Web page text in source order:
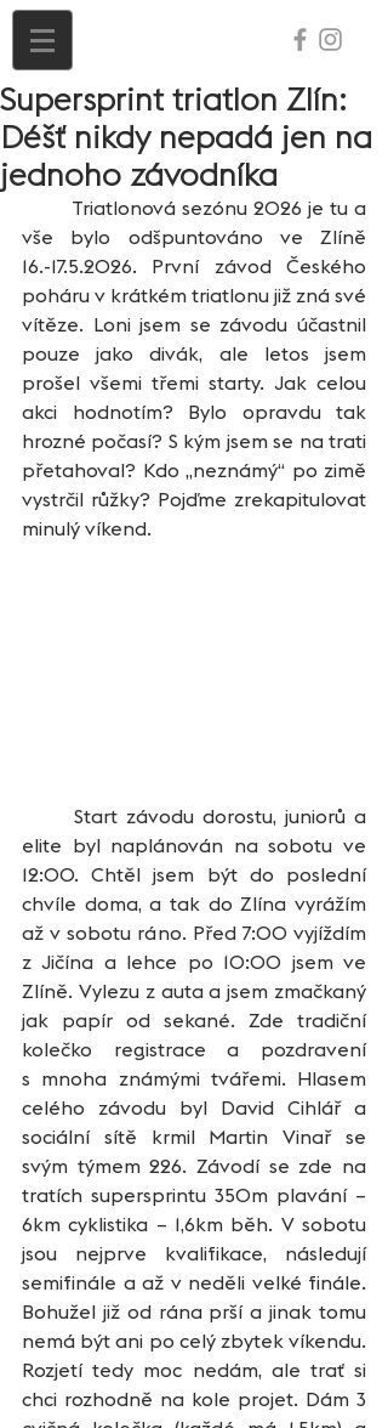
Supersprint triatlon Zlín:
Déšť nikdy nepadá jen na
jednoho závodníka
vše bylo odšpuntováno ve Zlíně
16.-17.5.2026. První závod Českého
poháru v krátkém triatlonu již zná své
vítěze. Loni jsem se závodu účastnil
pouze jako divák, ale letos jsem
prošel všemi třemi starty. Jak celou
akci hodnotím? Bylo opravdu tak
hrozné počasí? S kým jsem se na trati
přetahoval? Kdo „neznámý“ po zimě
vystrčil růžky? Pojďme zrekapitulovat
minulý víkend.
elite byl naplánován na sobotu ve
12:00. Chtěl jsem být do poslední
chvíle doma, a tak do Zlína vyrážím
až v sobotu ráno. Před 7:00 vyjíždím
z Jičína a lehce po 10:00 jsem ve
Zlíně. Vylezu z auta a jsem zmačkaný
jak papír od sekané. Zde tradiční
kolečko registrace a pozdravení
s mnoha známými tvářemi. Hlasem
celého závodu byl David Cihlář a
sociální sítě krmil Martin Vinař se
svým týmem 226. Závodí se zde na
tratích supersprintu 350m plavání –
6km cyklistika – 1,6km běh. V sobotu
jsou nejprve kvalifikace, následují
semifinále a až v neděli velké finále.
Bohužel již od rána prší a jinak tomu
nemá být ani po celý zbytek víkendu.
Rozjetí tedy moc nedám, ale trať si
chci rozhodně na kole projet. Dám 3